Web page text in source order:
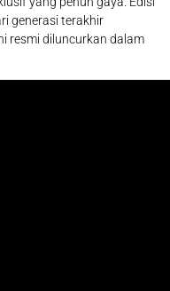
generasi terakhir
resmi diluncurkan dalam